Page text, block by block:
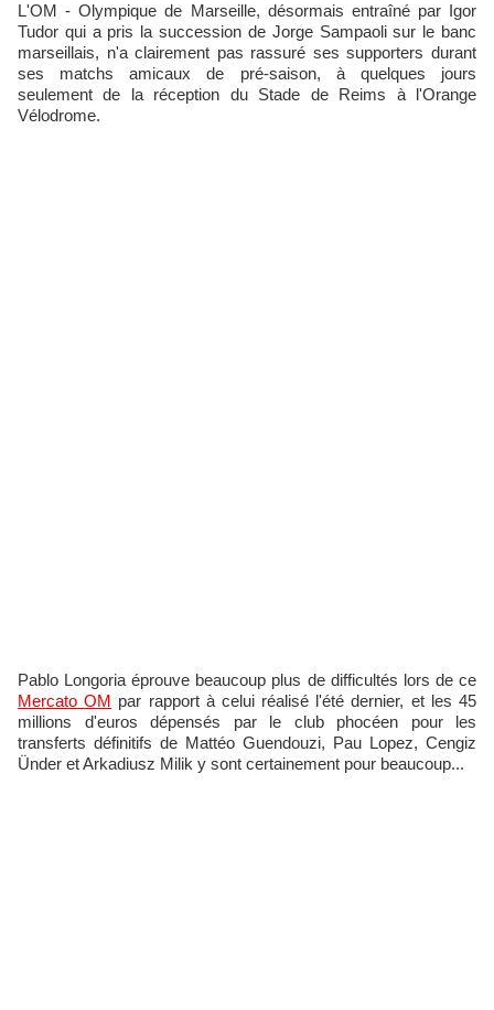
L'OM - Olympique de Marseille, désormais entraîné par Igor
Tudor qui a pris la succession de Jorge Sampaoli sur le banc
marseillais, n'a clairement pas rassuré ses supporters durant
ses matchs amicaux de pré-saison, à quelques jours
seulement de la réception du Stade de Reims à l'Orange
Vélodrome.
Pablo Longoria éprouve beaucoup plus de difficultés lors de ce
Mercato OM par rapport à celui réalisé l'été dernier, et les 45
millions d'euros dépensés par le club phocéen pour les
transferts définitifs de Mattéo Guendouzi, Pau Lopez, Cengiz
Ünder et Arkadiusz Milik y sont certainement pour beaucoup...